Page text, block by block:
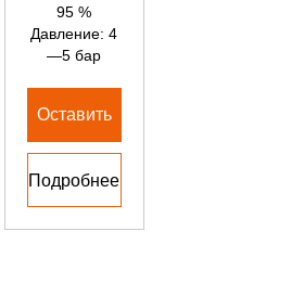
95 %
Давление: 4
—5 бар
Оставить
Подробнее